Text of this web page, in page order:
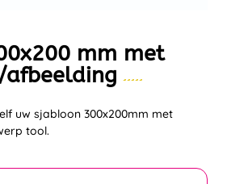
mm met
afbeelding
uw sjabloon 300x200mm met
tool.